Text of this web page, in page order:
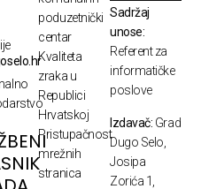
poduzetnički
centar
Kvaliteta
zraka u
Republici
Hrvatskoj
Pristupačnost
mrežnih
stranica
Sadržaj
unose:
Referent za
informatičke
poslove
Izdavač: Grad
Dugo Selo,
Josipa
Zorića 1,